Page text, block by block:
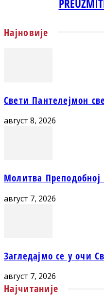
Најновије
Свети Пантелејмон
август 8, 2026
Молитва Преподобној
август 7, 2026
Загледајмо се у очи
август 7, 2026
Најчитаније